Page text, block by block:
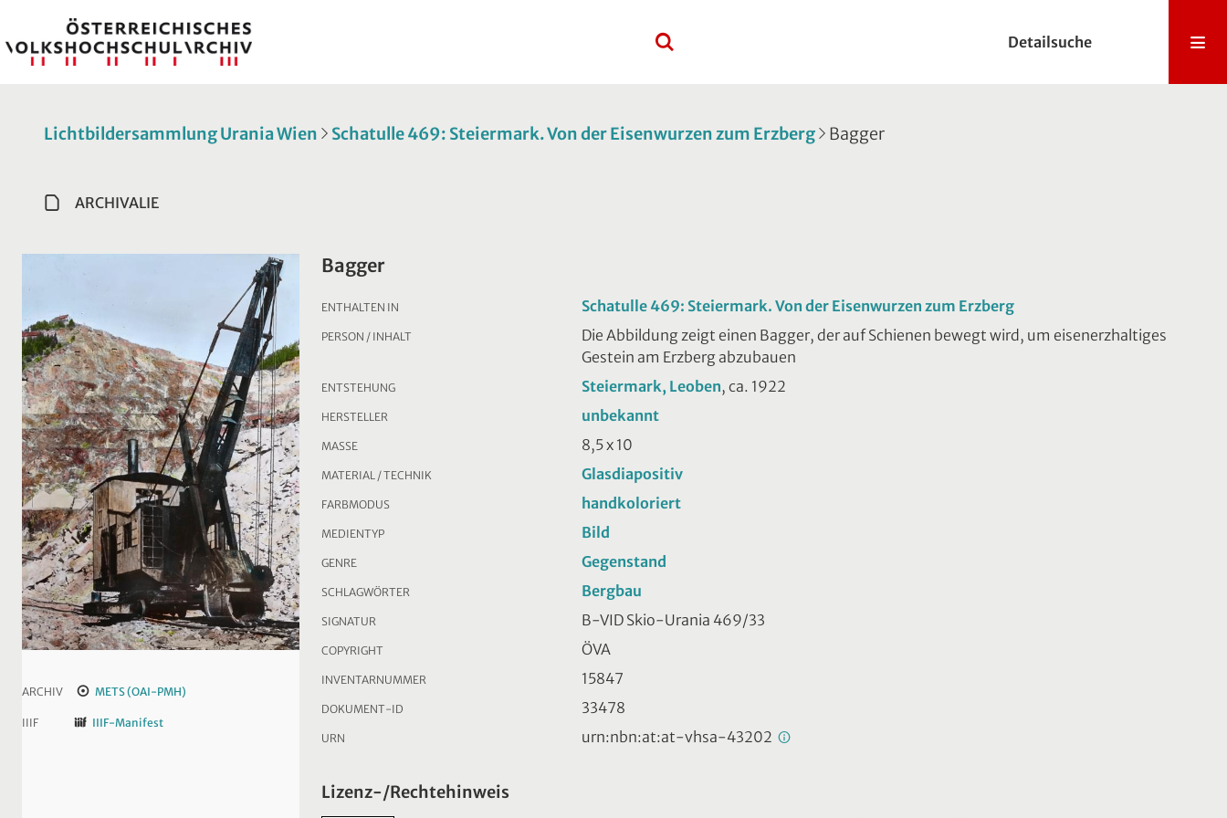
Detailsuche
Lichtbildersammlung Urania Wien Schatulle 469: Steiermark. Von der Eisenwurzen zum Erzberg Bagger
ARCHIVALIE
ARCHIV METS (OAI-PMH)
IIIF IIIF-Manifest
Bagger
ENTHALTEN IN Schatulle 469: Steiermark. Von der Eisenwurzen zum Erzberg
PERSON / INHALT
Die Abbildung zeigt einen Bagger, der auf Schienen bewegt wird, um eisenerzhaltiges
Gestein am Erzberg abzubauen
ENTSTEHUNG Steiermark, Leoben, ca. 1922
HERSTELLER unbekannt
MASSE 8,5 x 10
MATERIAL / TECHNIK Glasdiapositiv
FARBMODUS handkoloriert
MEDIENTYP Bild
GENRE Gegenstand
SCHLAGWÖRTER Bergbau
SIGNATUR B-VID Skio-Urania 469/33
COPYRIGHT ÖVA
INVENTARNUMMER 15847
DOKUMENT-ID 33478
URN urn:nbn:at:at-vhsa-43202
Lizenz-/Rechtehinweis